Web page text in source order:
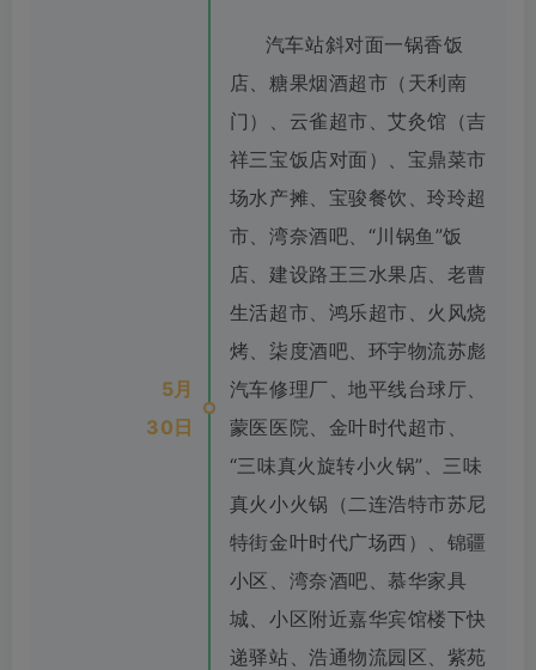
5月
30日
汽车站斜对面一锅香饭
店、糖果烟酒超市（天利南
门）、云雀超市、艾灸馆（吉
祥三宝饭店对面）、宝鼎菜市
场水产摊、宝骏餐饮、玲玲超
市、湾奈酒吧、“川锅鱼”饭
店、建设路王三水果店、老曹
生活超市、鸿乐超市、火风烧
烤、柒度酒吧、环宇物流苏彪
汽车修理厂、地平线台球厅、
蒙医医院、金叶时代超市、
“三味真火旋转小火锅”、三味
真火小火锅（二连浩特市苏尼
特街金叶时代广场西）、锦疆
小区、湾奈酒吧、慕华家具
城、小区附近嘉华宾馆楼下快
递驿站、浩通物流园区、紫苑